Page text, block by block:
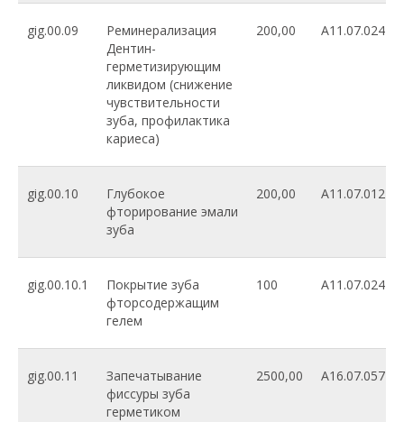
gig.00.09
Реминерализация
Дентин-
герметизирующим
ликвидом (снижение
чувствительности
зуба, профилактика
кариеса)
200,00 A11.07.024
gig.00.10
Глубокое
фторирование эмали
зуба
200,00 A11.07.012
gig.00.10.1
Покрытие зуба
фторсодержащим
гелем
100 A11.07.024
gig.00.11
Запечатывание
фиссуры зуба
герметиком
2500,00 A16.07.057